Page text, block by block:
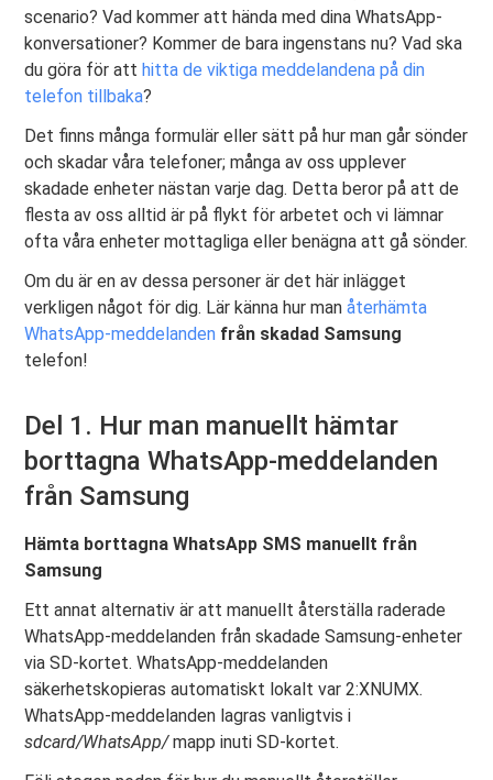
scenario? Vad kommer att hända med dina WhatsApp-
konversationer? Kommer de bara ingenstans nu? Vad ska
du göra för att hitta de viktiga meddelandena på din
telefon tillbaka?
Det finns många formulär eller sätt på hur man går sönder
och skadar våra telefoner; många av oss upplever
skadade enheter nästan varje dag. Detta beror på att de
flesta av oss alltid är på flykt för arbetet och vi lämnar
ofta våra enheter mottagliga eller benägna att gå sönder.
Om du är en av dessa personer är det här inlägget
verkligen något för dig. Lär känna hur manåterhämta
WhatsApp-meddelanden från skadad Samsung
telefon!
Del 1. Hur man manuellt hämtar
borttagna WhatsApp-meddelanden
från Samsung
Hämta borttagna WhatsApp SMS manuellt från
Samsung
Ett annat alternativ är att manuellt återställa raderade
WhatsApp-meddelanden från skadade Samsung-enheter
via SD-kortet. WhatsApp-meddelanden
säkerhetskopieras automatiskt lokalt var 2:XNUMX.
WhatsApp-meddelanden lagras vanligtvis i
sdcard/WhatsApp/mapp inuti SD-kortet.